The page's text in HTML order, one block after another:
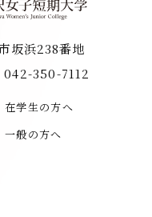
坂浜238番地
042-350-7112
在学生の方へ
一般の方へ